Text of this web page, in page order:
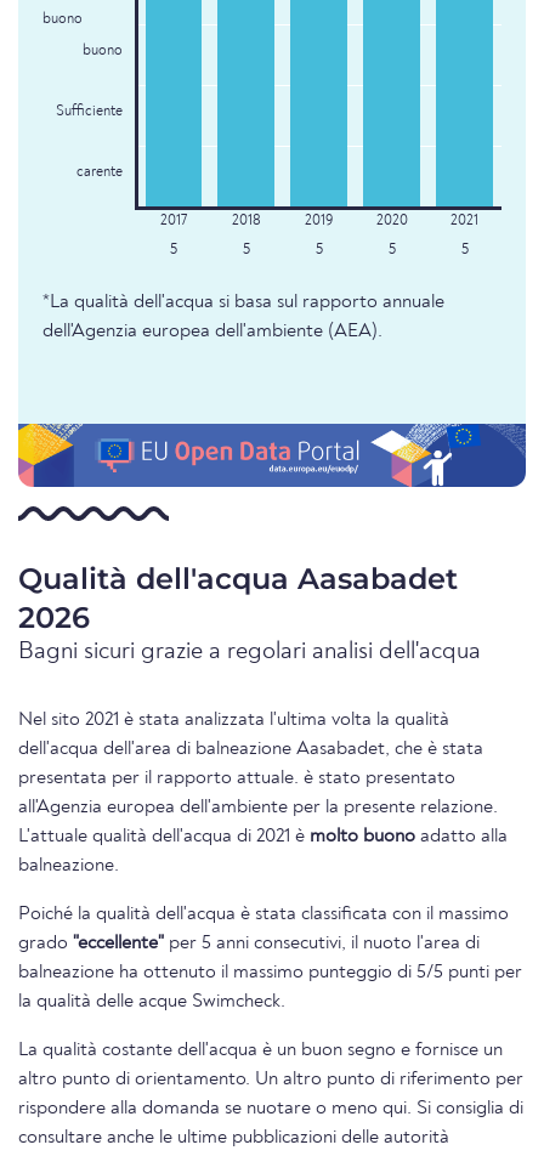
buono
buono
Sufficiente
carente
5 5 5 5 5
*La qualità dell'acqua si basa sul rapporto annuale
dell'Agenzia europea dell'ambiente (AEA).
Qualità dell'acqua Aasabadet
2026
Bagni sicuri grazie a regolari analisi dell'acqua
Nel sito 2021 è stata analizzata l'ultima volta la qualità
dell'acqua dell'area di balneazione Aasabadet, che è stata
presentata per il rapporto attuale. è stato presentato
all'Agenzia europea dell'ambiente per la presente relazione.
L'attuale qualità dell'acqua di 2021 è molto buono adatto alla
balneazione.
Poiché la qualità dell'acqua è stata classificata con il massimo
grado "eccellente" per 5 anni consecutivi, il nuoto l'area di
balneazione ha ottenuto il massimo punteggio di 5/5 punti per
la qualità delle acque Swimcheck.
La qualità costante dell'acqua è un buon segno e fornisce un
altro punto di orientamento. Un altro punto di riferimento per
rispondere alla domanda se nuotare o meno qui. Si consiglia di
consultare anche le ultime pubblicazioni delle autorità